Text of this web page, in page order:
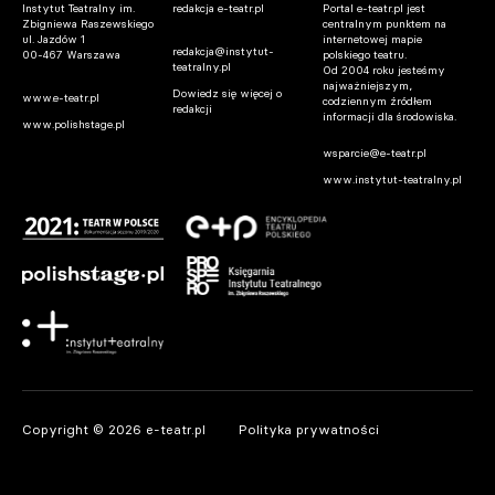
Instytut Teatralny im.
Zbigniewa Raszewskiego
ul. Jazdów 1
00-467 Warszawa
www.e-teatr.pl
www.polishstage.pl
redakcja e-teatr.pl
redakcja@instytut-
teatralny.pl
Dowiedz się więcej o
redakcji
Portal e-teatr.pl jest
centralnym punktem na
internetowej mapie
polskiego teatru.
Od 2004 roku jesteśmy
najważniejszym,
codziennym źródłem
informacji dla środowiska.
wsparcie@e-teatr.pl
www.instytut-teatralny.pl
Copyright © 2026 e-teatr.pl Polityka prywatności